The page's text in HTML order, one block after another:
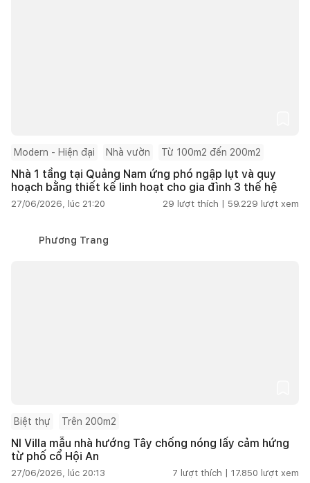
Modern - Hiện đại Nhà vườn Từ 100m2 đến 200m2
Nhà 1 tầng tại Quảng Nam ứng phó ngập lụt và quy
hoạch bằng thiết kế linh hoạt cho gia đình 3 thế hệ
27/06/2026, lúc 21:20 29 lượt thích | 59.229 lượt xem
Phương Trang
Biệt thự Trên 200m2
NI Villa mẫu nhà hướng Tây chống nóng lấy cảm hứng
từ phố cổ Hội An
27/06/2026, lúc 20:13 7 lượt thích | 17.850 lượt xem